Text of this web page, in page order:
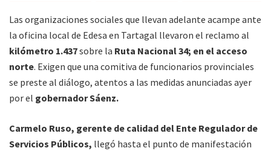
Las organizaciones sociales que llevan adelante acampe ante
la oficina local de Edesa en Tartagal llevaron el reclamo al
kilómetro 1.437sobre la Ruta Nacional 34; en el acceso
norte. Exigen que una comitiva de funcionarios provinciales
se preste al diálogo, atentos a las medidas anunciadas ayer
por el gobernador Sáenz.
Carmelo Ruso, gerente de calidad del Ente Regulador de
Servicios Públicos, llegó hasta el punto de manifestación